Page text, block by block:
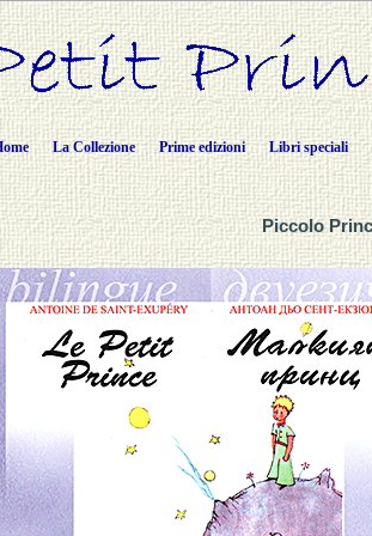
La Collezione Prime edizioni Libri speciali
Piccolo